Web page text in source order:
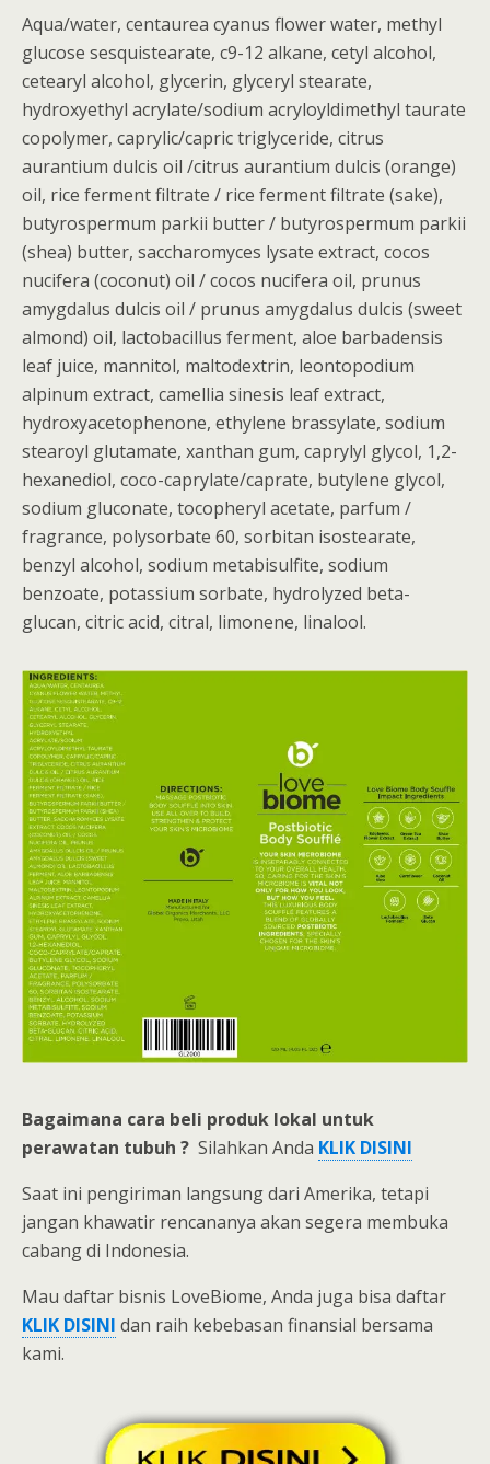
Aqua/water, centaurea cyanus flower water, methyl
glucose sesquistearate, c9-12 alkane, cetyl alcohol,
cetearyl alcohol, glycerin, glyceryl stearate,
hydroxyethyl acrylate/sodium acryloyldimethyl taurate
copolymer, caprylic/capric triglyceride, citrus
aurantium dulcis oil /citrus aurantium dulcis (orange)
oil, rice ferment filtrate / rice ferment filtrate (sake),
butyrospermum parkii butter / butyrospermum parkii
(shea) butter, saccharomyces lysate extract, cocos
nucifera (coconut) oil / cocos nucifera oil, prunus
amygdalus dulcis oil / prunus amygdalus dulcis (sweet
almond) oil, lactobacillus ferment, aloe barbadensis
leaf juice, mannitol, maltodextrin, leontopodium
alpinum extract, camellia sinesis leaf extract,
hydroxyacetophenone, ethylene brassylate, sodium
stearoyl glutamate, xanthan gum, caprylyl glycol, 1,2-
hexanediol, coco-caprylate/caprate, butylene glycol,
sodium gluconate, tocopheryl acetate, parfum /
fragrance, polysorbate 60, sorbitan isostearate,
benzyl alcohol, sodium metabisulfite, sodium
benzoate, potassium sorbate, hydrolyzed beta-
glucan, citric acid, citral, limonene, linalool.
Bagaimana cara beli produk lokal untuk
perawatan tubuh ? Silahkan Anda KLIK DISINI
Saat ini pengiriman langsung dari Amerika, tetapi
jangan khawatir rencananya akan segera membuka
cabang di Indonesia.
Mau daftar bisnis LoveBiome, Anda juga bisa daftar
KLIK DISINI dan raih kebebasan finansial bersama
kami.